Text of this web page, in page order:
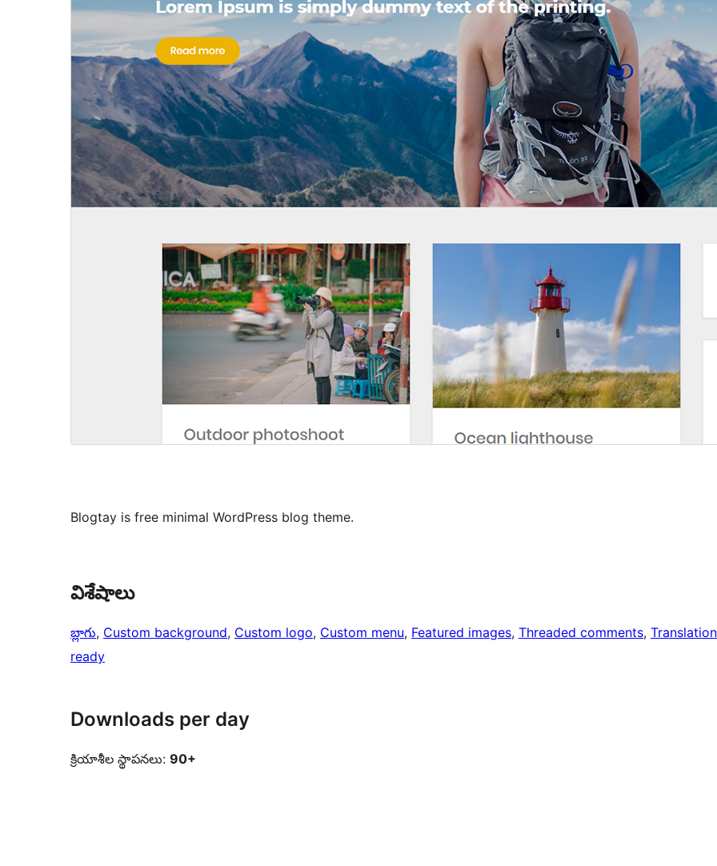
Blogtay is free minimal WordPress blog theme.
విశేషాలు
బ్లాగు, Custom background, Custom logo, Custom menu, Featured images, Threaded comments, Translation
ready
Downloads per day
క్రియాశీల స్థాపనలు: 90+